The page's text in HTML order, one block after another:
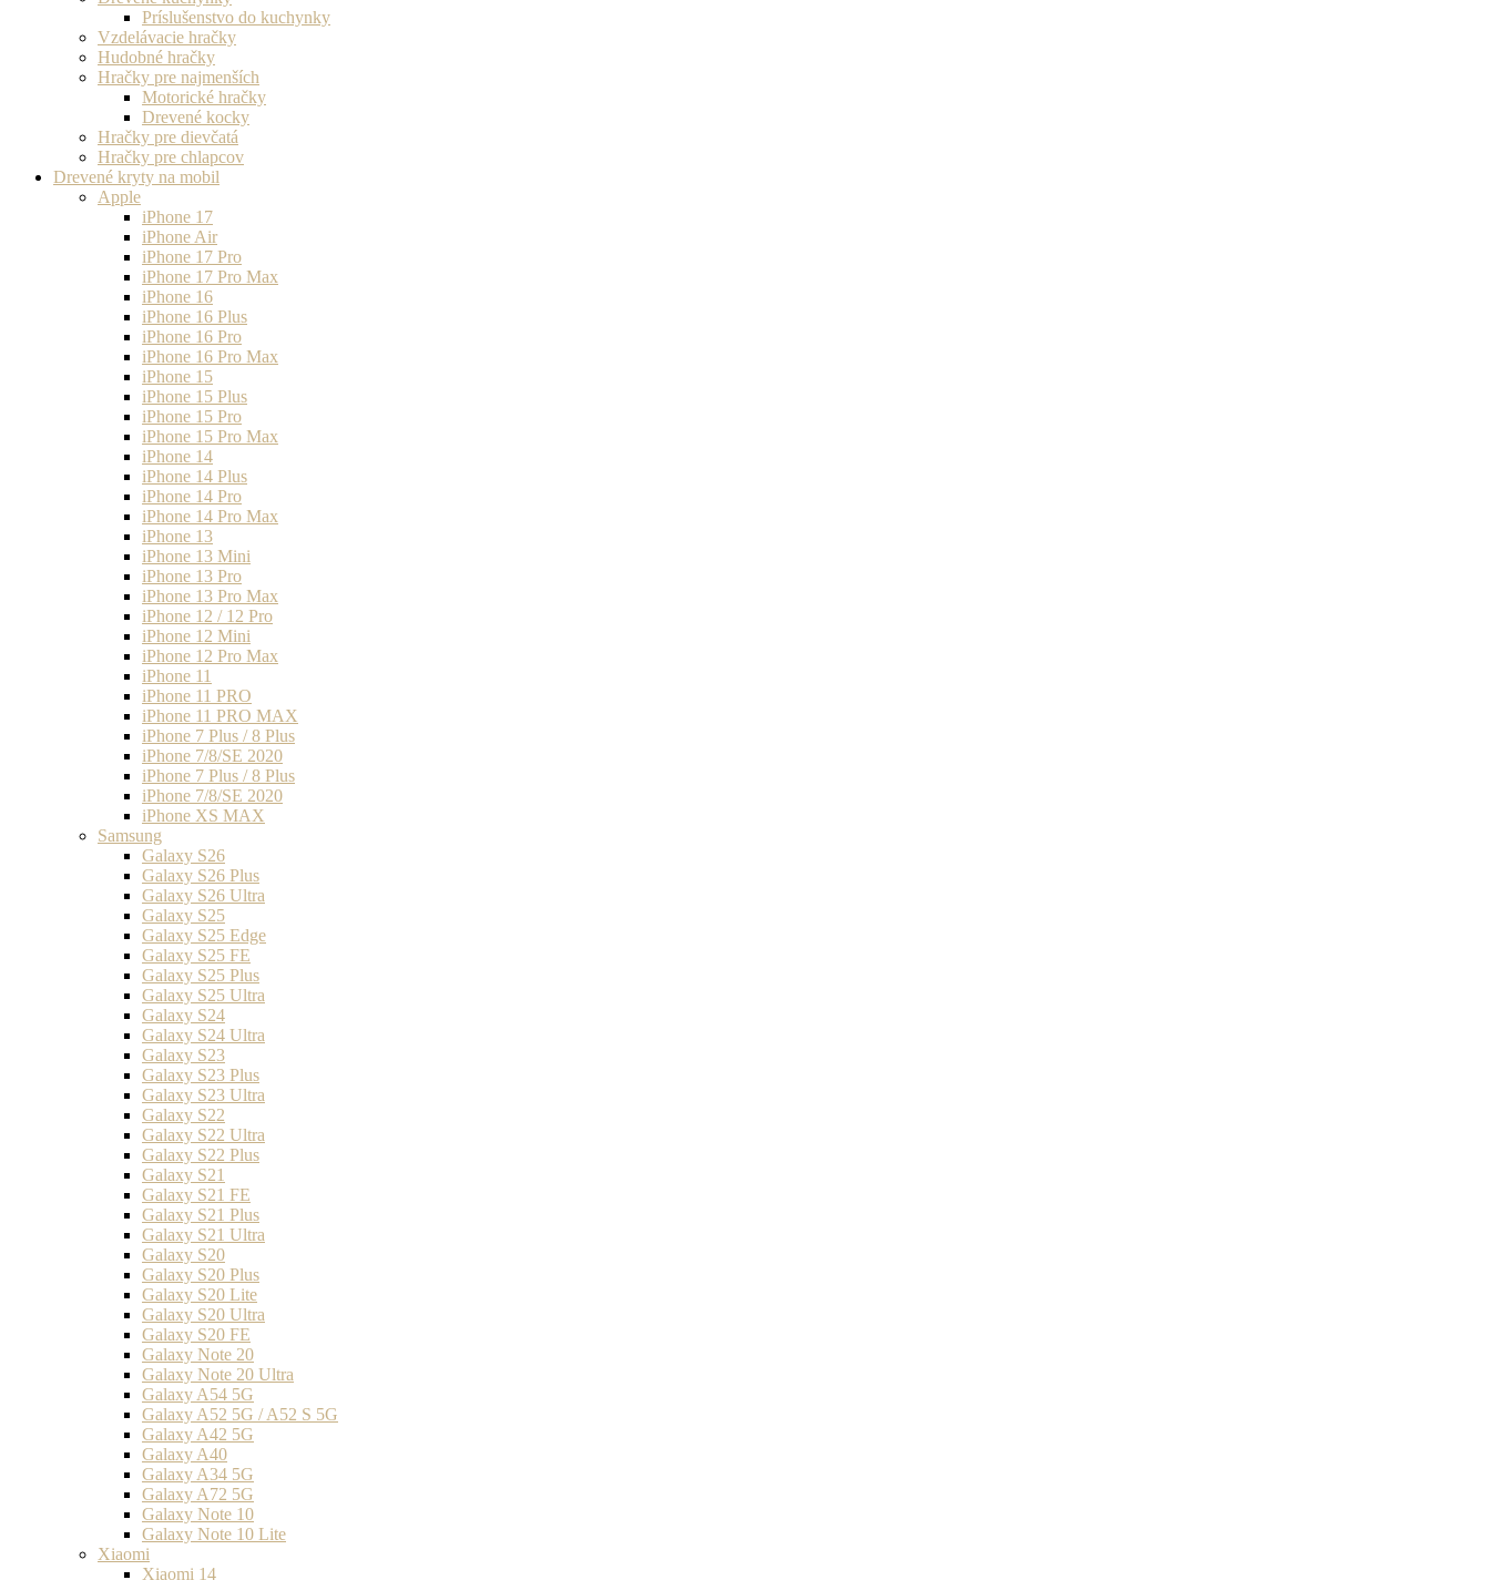
Príslušenstvo do kuchynky
Vzdelávacie hračky
Hudobné hračky
Hračky pre najmenších
Motorické hračky
Drevené kocky
Hračky pre dievčatá
Hračky pre chlapcov
Drevené kryty na mobil
Apple
iPhone 17
iPhone Air
iPhone 17 Pro
iPhone 17 Pro Max
iPhone 16
iPhone 16 Plus
iPhone 16 Pro
iPhone 16 Pro Max
iPhone 15
iPhone 15 Plus
iPhone 15 Pro
iPhone 15 Pro Max
iPhone 14
iPhone 14 Plus
iPhone 14 Pro
iPhone 14 Pro Max
iPhone 13
iPhone 13 Mini
iPhone 13 Pro
iPhone 13 Pro Max
iPhone 12 / 12 Pro
iPhone 12 Mini
iPhone 12 Pro Max
iPhone 11
iPhone 11 PRO
iPhone 11 PRO MAX
iPhone 7 Plus / 8 Plus
iPhone 7/8/SE 2020
iPhone 7 Plus / 8 Plus
iPhone 7/8/SE 2020
iPhone XS MAX
Samsung
Galaxy S26
Galaxy S26 Plus
Galaxy S26 Ultra
Galaxy S25
Galaxy S25 Edge
Galaxy S25 FE
Galaxy S25 Plus
Galaxy S25 Ultra
Galaxy S24
Galaxy S24 Ultra
Galaxy S23
Galaxy S23 Plus
Galaxy S23 Ultra
Galaxy S22
Galaxy S22 Ultra
Galaxy S22 Plus
Galaxy S21
Galaxy S21 FE
Galaxy S21 Plus
Galaxy S21 Ultra
Galaxy S20
Galaxy S20 Plus
Galaxy S20 Lite
Galaxy S20 Ultra
Galaxy S20 FE
Galaxy Note 20
Galaxy Note 20 Ultra
Galaxy A54 5G
Galaxy A52 5G / A52 S 5G
Galaxy A42 5G
Galaxy A40
Galaxy A34 5G
Galaxy A72 5G
Galaxy Note 10
Galaxy Note 10 Lite
Xiaomi
Xiaomi 14